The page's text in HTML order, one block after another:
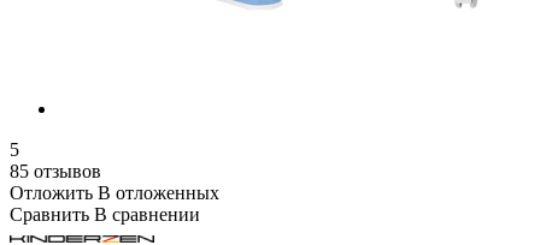
5
85 отзывов
Отложить В отложенных
Сравнить В сравнении